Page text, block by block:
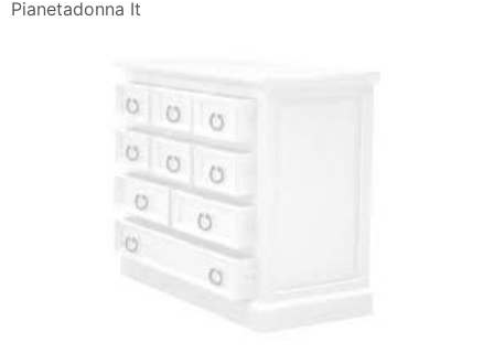
Pianetadonna It